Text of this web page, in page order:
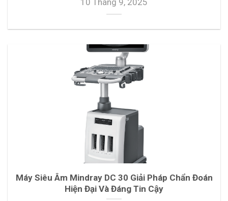
10 Tháng 9, 2025
Máy Siêu Âm Mindray DC 30 Giải Pháp Chẩn Đoán
Hiện Đại Và Đáng Tin Cậy